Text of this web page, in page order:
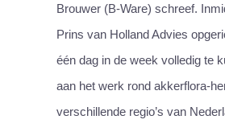
Brouwer (B-Ware) schreef.
Prins van Holland Advies
één dag in de week volledig te
aan het werk rond akkerflora-
verschillende regio’s van